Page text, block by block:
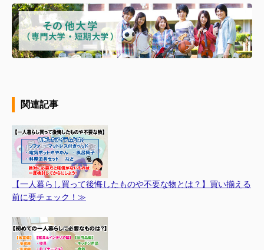
関連記事
【一人暮らし買って後悔したものや不要な物とは？】買い揃える
前に要チェック！≫